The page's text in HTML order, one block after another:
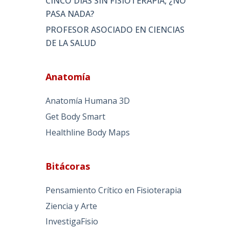
PASA NADA?
PROFESOR ASOCIADO EN CIENCIAS
DE LA SALUD
Anatomía
Anatomía Humana 3D
Get Body Smart
Healthline Body Maps
Bitácoras
Pensamiento Crítico en Fisioterapia
Ziencia y Arte
InvestigaFisio